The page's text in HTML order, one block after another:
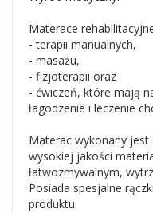
Materace
- terapii manualnych,
- masażu,
- fizjoterapii oraz
- ćwiczeń, które mają
łagodzenie i leczenie
Materac wykonany
wysokiej jakości
łatwozmywalnym,
Posiada spesjalne
produktu.